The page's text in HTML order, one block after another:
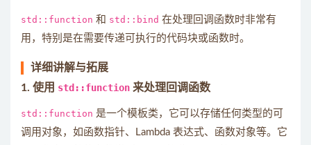
std::function 和 std::bind 在处理回调函数时非常有
用，特别是在需要传递可执行的代码块或函数时。
详细讲解与拓展
1. 使用 std::function 来处理回调函数
std::function 是一个模板类，它可以存储任何类型的可
调用对象，如函数指针、Lambda 表达式、函数对象等。它